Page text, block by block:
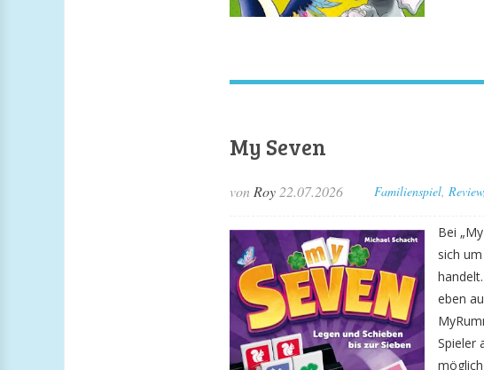
My Seven
von Roy 22.07.2026 Familienspiel, Review,
Bei
sich
eben
Spieler